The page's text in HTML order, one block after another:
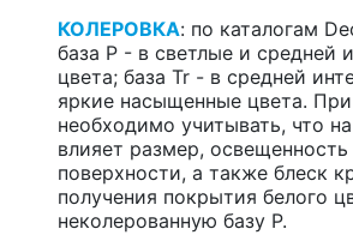
КОЛЕРОВКА: по каталогам
база P - в светлые и средней
цвета; база Tr - в средней
яркие насыщенные цвета.
необходимо учитывать, что
влияет размер,
поверхности, а также блеск
получения покрытия белого
неколерованную базу P.